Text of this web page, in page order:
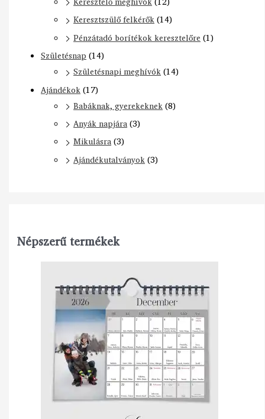
Keresztszülő felkérők(14)
Pénzátadó borítékok keresztelőre (1)
Születésnap (14)
Születésnapi meghívók(14)
Ajándékok(17)
Babáknak, gyerekeknek(8)
Anyák napjára(3)
Mikulásra(3)
Ajándékutalványok(3)
Népszerű termékek